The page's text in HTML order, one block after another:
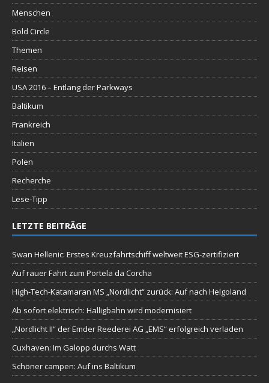
Menschen
Bold Circle
Themen
Reisen
USA 2016 – Entlang der Parkways
Baltikum
Frankreich
Italien
Polen
Recherche
Lese-Tipp
LETZTE BEITRÄGE
Swan Hellenic: Erstes Kreuzfahrtschiff weltweit ESG-zertifiziert
Auf rauer Fahrt zum Portela da Corcha
High-Tech-Katamaran MS „Nordlicht“ zurück: Auf nach Helgoland
Ab sofort elektrisch: Halligbahn wird modernisiert
„Nordlicht II“ der Emder Reederei AG „EMS“ erfolgreich verladen
Cuxhaven: Im Galopp durchs Watt
Schöner campen: Auf ins Baltikum